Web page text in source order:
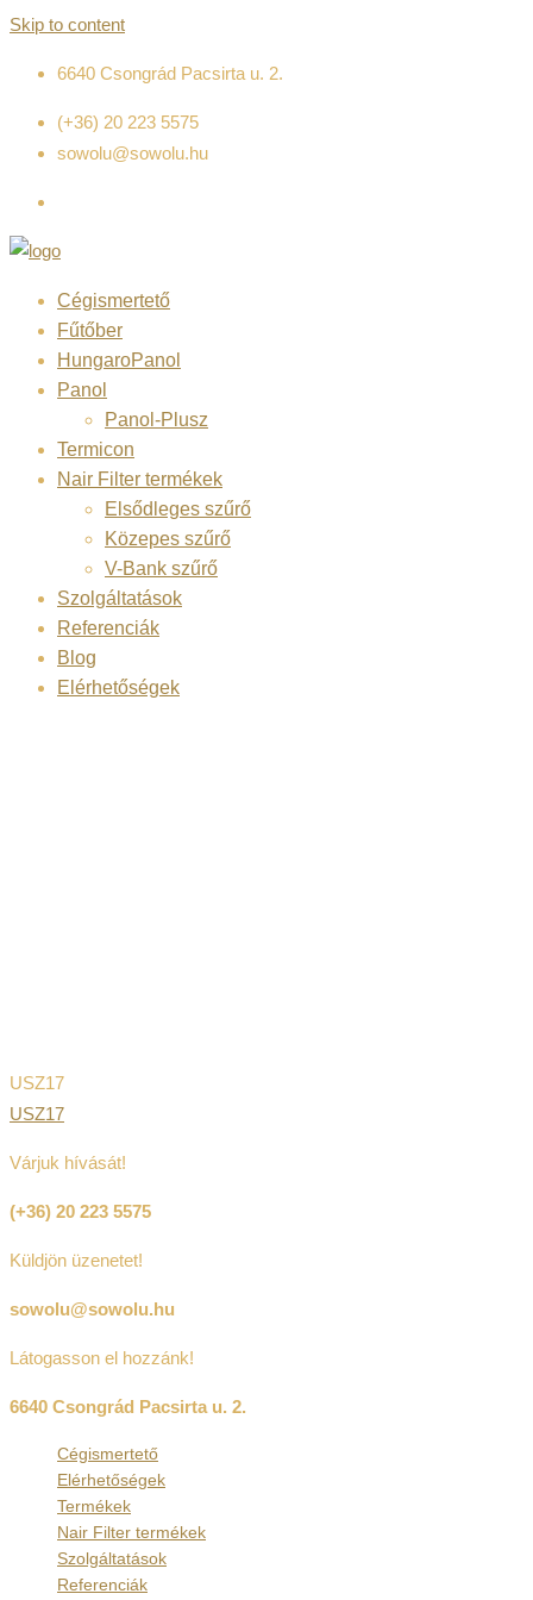
Skip to content
6640 Csongrád Pacsirta u. 2.
(+36) 20 223 5575
sowolu@sowolu.hu
Cégismertető
Fűtőber
HungaroPanol
Panol
Panol-Plusz
Termicon
Nair Filter termékek
Elsődleges szűrő
Közepes szűrő
V-Bank szűrő
Szolgáltatások
Referenciák
Blog
Elérhetőségek
USZ17
USZ17
Várjuk hívását!
(+36) 20 223 5575
Küldjön üzenetet!
sowolu@sowolu.hu
Látogasson el hozzánk!
6640 Csongrád Pacsirta u. 2.
Cégismertető
Elérhetőségek
Termékek
Nair Filter termékek
Szolgáltatások
Referenciák